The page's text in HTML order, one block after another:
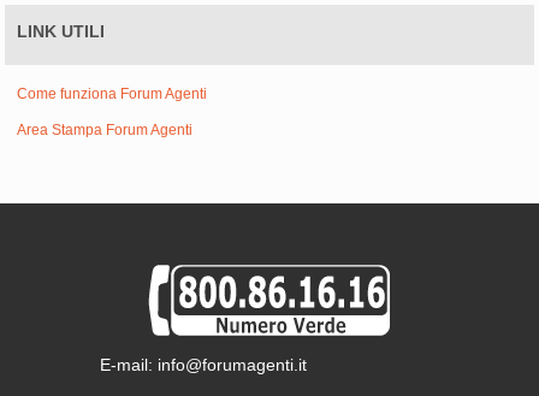
LINK UTILI
Come funziona Forum Agenti
Area Stampa Forum Agenti
E-mail: info@forumagenti.it